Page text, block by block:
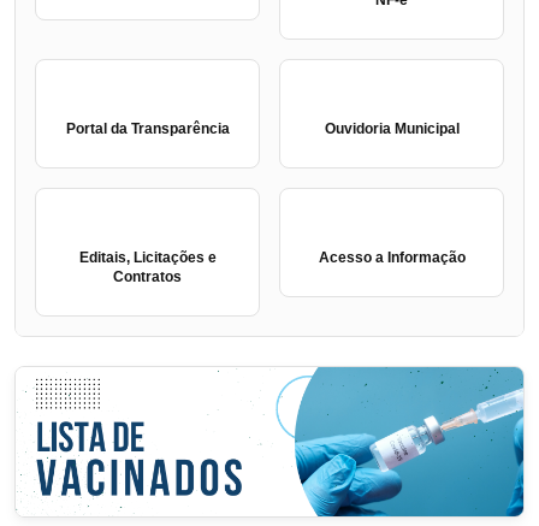
Portal da Transparência Ouvidoria Municipal
Editais, Licitações e
Contratos
Acesso a Informação